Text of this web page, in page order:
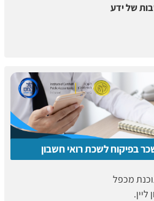
של ידע
בפיקוח לשכת רואי חשבון